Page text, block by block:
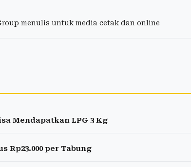
menulis untuk media cetak dan online
Mendapatkan LPG 3 Kg
Rp23.000 per Tabung